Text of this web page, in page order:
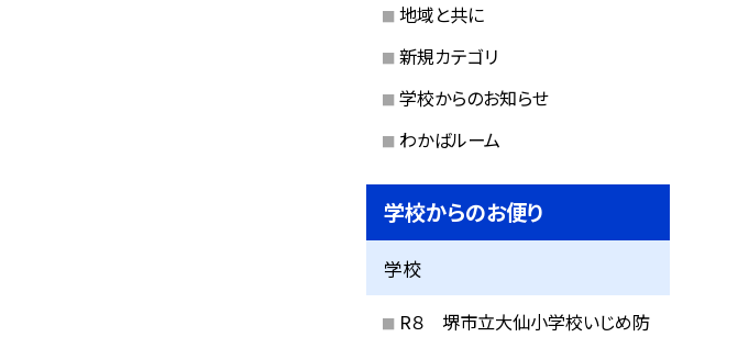
地域と共に
新規カテゴリ
学校からのお知らせ
わかばルーム
学校からのお便り
学校
R８ 堺市立大仙小学校いじめ防